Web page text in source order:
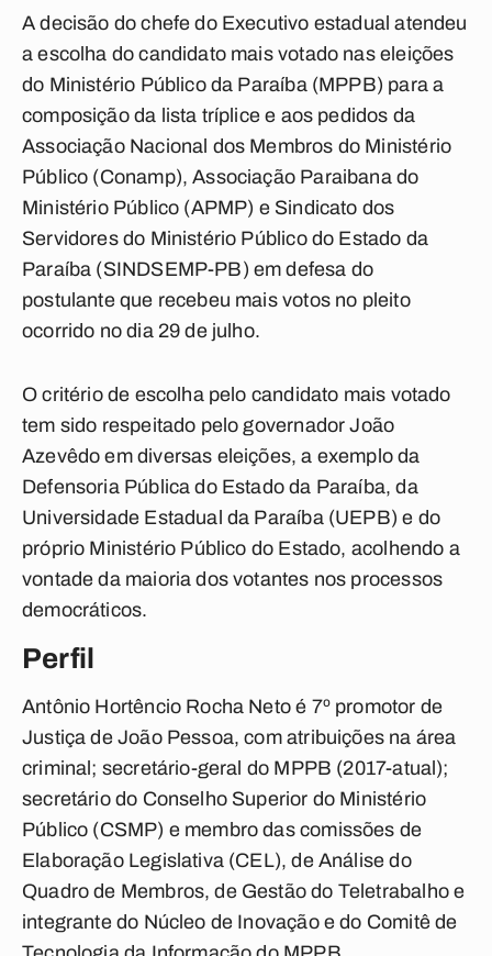
A decisão do chefe do Executivo estadual atendeu
a escolha do candidato mais votado nas eleições
do Ministério Público da Paraíba (MPPB) para a
composição da lista tríplice e aos pedidos da
Associação Nacional dos Membros do Ministério
Público (Conamp), Associação Paraibana do
Ministério Público (APMP) e Sindicato dos
Servidores do Ministério Público do Estado da
Paraíba (SINDSEMP-PB) em defesa do
postulante que recebeu mais votos no pleito
ocorrido no dia 29 de julho.
O critério de escolha pelo candidato mais votado
tem sido respeitado pelo governador João
Azevêdo em diversas eleições, a exemplo da
Defensoria Pública do Estado da Paraíba, da
Universidade Estadual da Paraíba (UEPB) e do
próprio Ministério Público do Estado, acolhendo a
vontade da maioria dos votantes nos processos
democráticos.
Perfil
Antônio Hortêncio Rocha Neto é 7º promotor de
Justiça de João Pessoa, com atribuições na área
criminal; secretário-geral do MPPB (2017-atual);
secretário do Conselho Superior do Ministério
Público (CSMP) e membro das comissões de
Elaboração Legislativa (CEL), de Análise do
Quadro de Membros, de Gestão do Teletrabalho e
integrante do Núcleo de Inovação e do Comitê de